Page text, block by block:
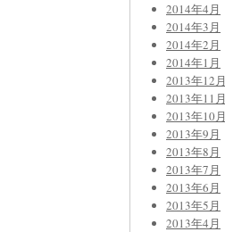
2014年4月
2014年3月
2014年2月
2014年1月
2013年12月
2013年11月
2013年10月
2013年9月
2013年8月
2013年7月
2013年6月
2013年5月
2013年4月